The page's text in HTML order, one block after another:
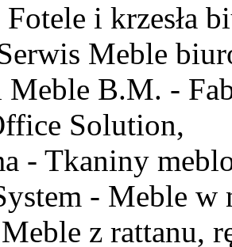
i krzesła
Meble
B.M. -
Solution,
- Tkaniny
- Meble w
z rattanu,